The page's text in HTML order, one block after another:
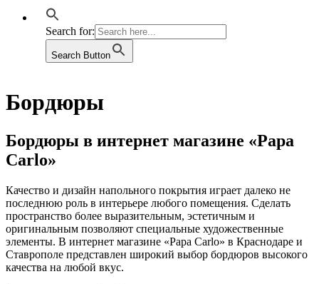
Search for:
Search Button
Бордюры
Бордюры в интернет магазине «Papa
Carlo»
Качество и дизайн напольного покрытия играет далеко не
последнюю роль в интерьере любого помещения. Сделать
пространство более выразительным, эстетичным и
оригинальным позволяют специальные художественные
элементы. В интернет магазине «Papa Carlo» в Краснодаре и
Ставрополе представлен широкий выбор бордюров высокого
качества на любой вкус.